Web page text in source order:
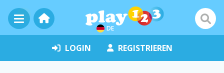
DE
LOGIN REGISTRIEREN